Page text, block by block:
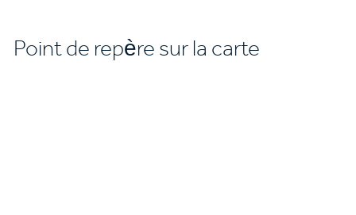
Point de repère sur la carte